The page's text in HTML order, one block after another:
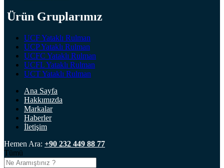
Ürün Gruplarımız
UCF Yataklı Rulman
UCP Yataklı Rulman
UCFC Yataklı Rulman
UCFL Yataklı Rulman
UCT Yataklı Rulman
Ana Sayfa
Hakkımızda
Markalar
Haberler
İletişim
Hemen Ara: +90 232 449 88 77
Tümü